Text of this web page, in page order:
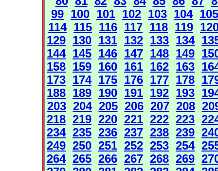
99 100 101 102 103 104 105
114 115 116 117 118 119
129 130 131 132 133 134
144 145 146 147 148 149
158 159 160 161 162 163
173 174 175 176 177 178
188 189 190 191 192 193
203 204 205 206 207 208
218 219 220 221 222 223
234 235 236 237 238 239
249 250 251 252 253 254
264 265 266 267 268 269